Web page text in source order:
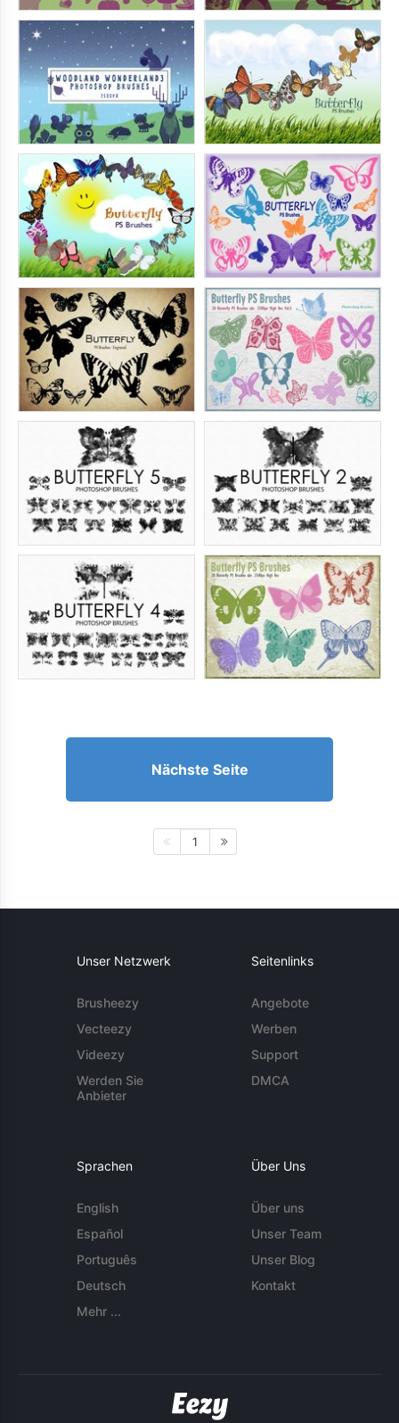
Nächste Seite
1
Unser Netzwerk
Brusheezy
Vecteezy
Videezy
Werden Sie
Anbieter
Seitenlinks
Angebote
Werben
Support
DMCA
Sprachen
English
Español
Português
Deutsch
Mehr ...
Über Uns
Über uns
Unser Team
Unser Blog
Kontakt